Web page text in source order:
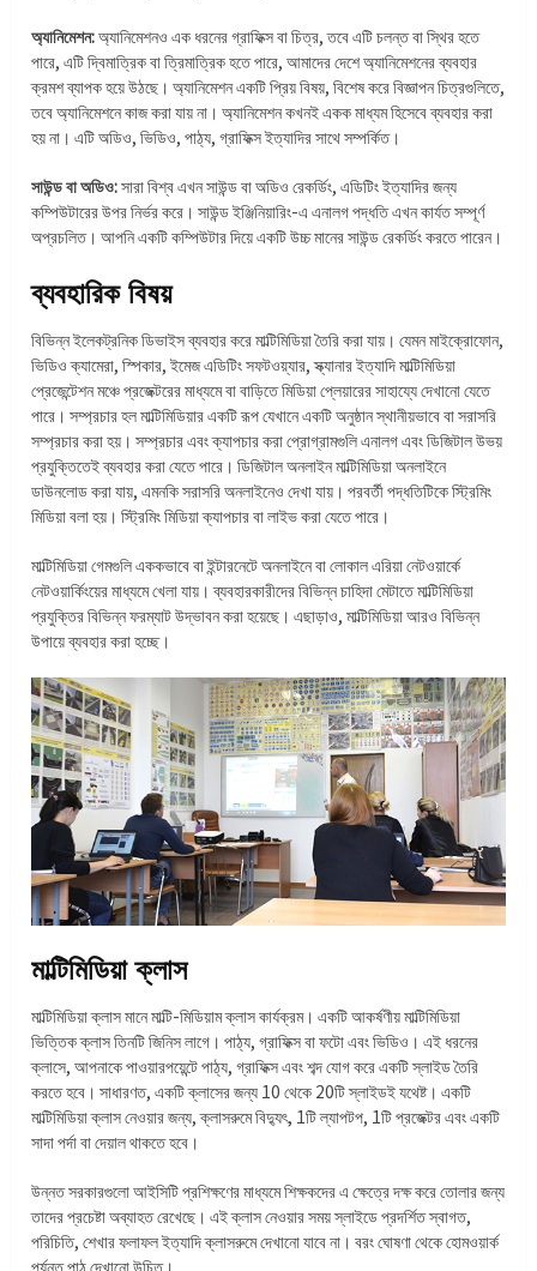
অ্যানিমেশন:অ্যানিমেশনও এক ধরনের গ্রাফিক্স বা চিত্র, তবে এটি চলন্ত বা স্থির হতে
পারে, এটি দ্বিমাত্রিক বা ত্রিমাত্রিক হতে পারে, আমাদের দেশে অ্যানিমেশনের ব্যবহার
ক্রমশ ব্যাপক হয়ে উঠছে। অ্যানিমেশন একটি প্রিয় বিষয়, বিশেষ করে বিজ্ঞাপন চিত্রগুলিতে,
তবে অ্যানিমেশনে কাজ করা যায় না। অ্যানিমেশন কখনই একক মাধ্যম হিসেবে ব্যবহার করা
হয় না। এটি অডিও, ভিডিও, পাঠ্য, গ্রাফিক্স ইত্যাদির সাথে সম্পর্কিত।
সাউন্ড বা অডিও:সারা বিশ্ব এখন সাউন্ড বা অডিও রেকর্ডিং, এডিটিং ইত্যাদির জন্য
কম্পিউটারের উপর নির্ভর করে। সাউন্ড ইঞ্জিনিয়ারিং-এ এনালগ পদ্ধতি এখন কার্যত সম্পূর্ণ
অপ্রচলিত। আপনি একটি কম্পিউটার দিয়ে একটি উচ্চ মানের সাউন্ড রেকর্ডিং করতে পারেন।
ব্যবহারিক বিষয়
বিভিন্ন ইলেকট্রনিক ডিভাইস ব্যবহার করে মাল্টিমিডিয়া তৈরি করা যায়। যেমন মাইক্রোফোন,
ভিডিও ক্যামেরা, স্পিকার, ইমেজ এডিটিং সফটওয়্যার, স্ক্যানার ইত্যাদি মাল্টিমিডিয়া
প্রেজেন্টেশন মঞ্চে প্রজেক্টরের মাধ্যমে বা বাড়িতে মিডিয়া প্লেয়ারের সাহায্যে দেখানো যেতে
পারে। সম্প্রচার হল মাল্টিমিডিয়ার একটি রূপ যেখানে একটি অনুষ্ঠান স্থানীয়ভাবে বা সরাসরি
সম্প্রচার করা হয়। সম্প্রচার এবং ক্যাপচার করা প্রোগ্রামগুলি এনালগ এবং ডিজিটাল উভয়
প্রযুক্তিতেই ব্যবহার করা যেতে পারে। ডিজিটাল অনলাইন মাল্টিমিডিয়া অনলাইনে
ডাউনলোড করা যায়, এমনকি সরাসরি অনলাইনেও দেখা যায়। পরবর্তী পদ্ধতিটিকে স্ট্রিমিং
মিডিয়া বলা হয়। স্ট্রিমিং মিডিয়া ক্যাপচার বা লাইভ করা যেতে পারে।
মাল্টিমিডিয়া গেমগুলি এককভাবে বা ইন্টারনেটে অনলাইনে বা লোকাল এরিয়া নেটওয়ার্কে
নেটওয়ার্কিংয়ের মাধ্যমে খেলা যায়। ব্যবহারকারীদের বিভিন্ন চাহিদা মেটাতে মাল্টিমিডিয়া
প্রযুক্তির বিভিন্ন ফরম্যাট উদ্ভাবন করা হয়েছে। এছাড়াও, মাল্টিমিডিয়া আরও বিভিন্ন
উপায়ে ব্যবহার করা হচ্ছে।
মাল্টিমিডিয়া ক্লাস
মাল্টিমিডিয়া ক্লাস মানে মাল্টি-মিডিয়াম ক্লাস কার্যক্রম। একটি আকর্ষণীয় মাল্টিমিডিয়া
ভিত্তিক ক্লাস তিনটি জিনিস লাগে। পাঠ্য, গ্রাফিক্স বা ফটো এবং ভিডিও। এই ধরনের
ক্লাসে, আপনাকে পাওয়ারপয়েন্টে পাঠ্য, গ্রাফিক্স এবং শব্দ যোগ করে একটি স্লাইড তৈরি
করতে হবে। সাধারণত, একটি ক্লাসের জন্য 10 থেকে 20টি স্লাইডই যথেষ্ট। একটি
মাল্টিমিডিয়া ক্লাস নেওয়ার জন্য, ক্লাসরুমে বিদ্যুৎ, 1টি ল্যাপটপ, 1টি প্রজেক্টর এবং একটি
সাদা পর্দা বা দেয়াল থাকতে হবে।
উন্নত সরকারগুলো আইসিটি প্রশিক্ষণের মাধ্যমে শিক্ষকদের এ ক্ষেত্রে দক্ষ করে তোলার জন্য
তাদের প্রচেষ্টা অব্যাহত রেখেছে। এই ক্লাস নেওয়ার সময় স্লাইডে প্রদর্শিত স্বাগত,
পরিচিতি, শেখার ফলাফল ইত্যাদি ক্লাসরুমে দেখানো যাবে না। বরং ঘোষণা থেকে হোমওয়ার্ক